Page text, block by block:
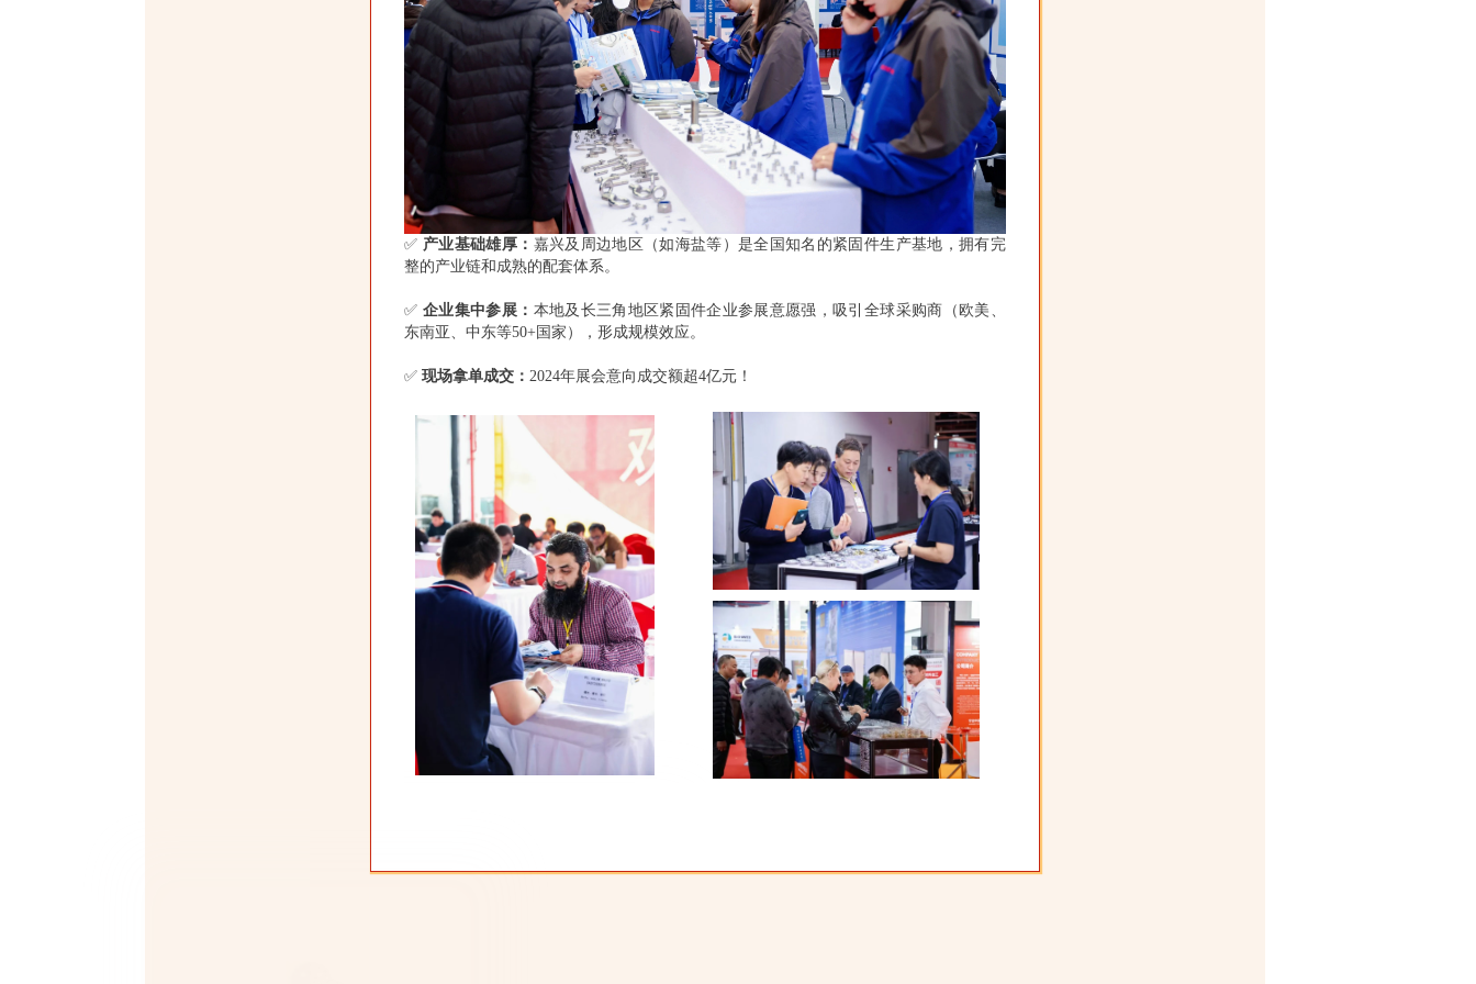
✅ 产业基础雄厚： 嘉兴及周边地区（如海盐等）是全国知名的紧固件生产基地，拥有完
整的产业链和成熟的配套体系。
✅企业集中参展： 本地及长三角地区紧固件企业参展意愿强，吸引全球采购商（欧美、
东南亚、中东等50+国家），形成规模效应。
✅现场拿单成交：2024年展会意向成交额超4亿元！